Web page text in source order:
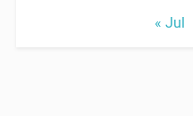
« Jul